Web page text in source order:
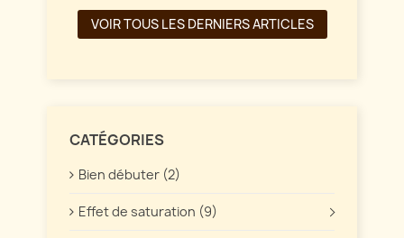
VOIR TOUS LES DERNIERS ARTICLES
CATÉGORIES
Bien débuter (2)
Effet de saturation (9)